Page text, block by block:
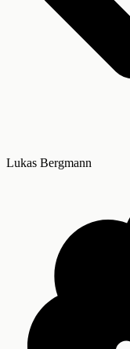
Lukas Bergmann